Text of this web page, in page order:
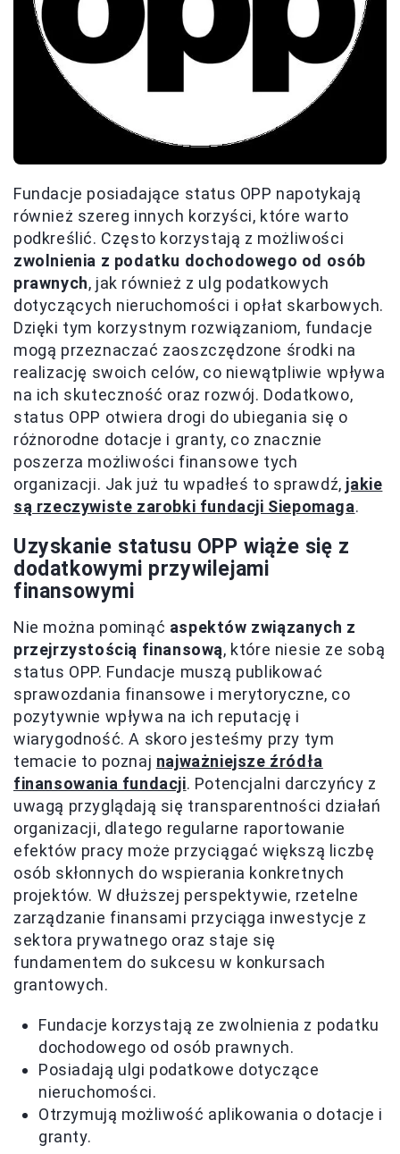
Fundacje posiadające status OPP napotykają
również szereg innych korzyści, które warto
podkreślić. Często korzystają z możliwości
zwolnienia z podatku dochodowego od osób
prawnych, jak również z ulg podatkowych
dotyczących nieruchomości i opłat skarbowych.
Dzięki tym korzystnym rozwiązaniom, fundacje
mogą przeznaczać zaoszczędzone środki na
realizację swoich celów, co niewątpliwie wpływa
na ich skuteczność oraz rozwój. Dodatkowo,
status OPP otwiera drogi do ubiegania się o
różnorodne dotacje i granty, co znacznie
poszerza możliwości finansowe tych
organizacji. Jak już tu wpadłeś to sprawdź, jakie
są rzeczywiste zarobki fundacji Siepomaga.
Uzyskanie statusu OPP wiąże się z
dodatkowymi przywilejami
finansowymi
Nie można pominąć aspektów związanych z
przejrzystością finansową, które niesie ze sobą
status OPP. Fundacje muszą publikować
sprawozdania finansowe i merytoryczne, co
pozytywnie wpływa na ich reputację i
wiarygodność. A skoro jesteśmy przy tym
temacie to poznaj najważniejsze źródła
finansowania fundacji. Potencjalni darczyńcy z
uwagą przyglądają się transparentności działań
organizacji, dlatego regularne raportowanie
efektów pracy może przyciągać większą liczbę
osób skłonnych do wspierania konkretnych
projektów. W dłuższej perspektywie, rzetelne
zarządzanie finansami przyciąga inwestycje z
sektora prywatnego oraz staje się
fundamentem do sukcesu w konkursach
grantowych.
Fundacje korzystają ze zwolnienia z podatku
dochodowego od osób prawnych.
Posiadają ulgi podatkowe dotyczące
nieruchomości.
Otrzymują możliwość aplikowania o dotacje i
granty.